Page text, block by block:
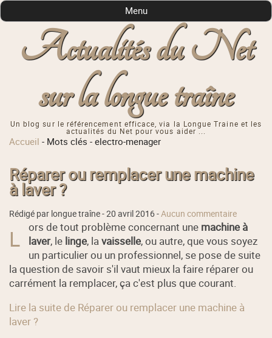
Actualités du Net
sur la longue traîne
Un blog sur le référencement efficace, via la Longue Traine et les
actualités du Net pour vous aider ...
Menu
Accueil - Mots clés -electro-menager
Réparer ou remplacer une machine
à laver ?
Rédigé par longue traîne -20 avril 2016-Aucun commentaire
L ors de tout problème concernant une machine à
laver, le linge, lavaisselle, ou autre, que vous soyez
un particulier ou un professionnel, se pose de suite
la question de savoir s'il vaut mieux la faire réparer ou
carrément la remplacer, ça c'est plus que courant.
Lire la suite de Réparer ou remplacer une machine à
laver ?